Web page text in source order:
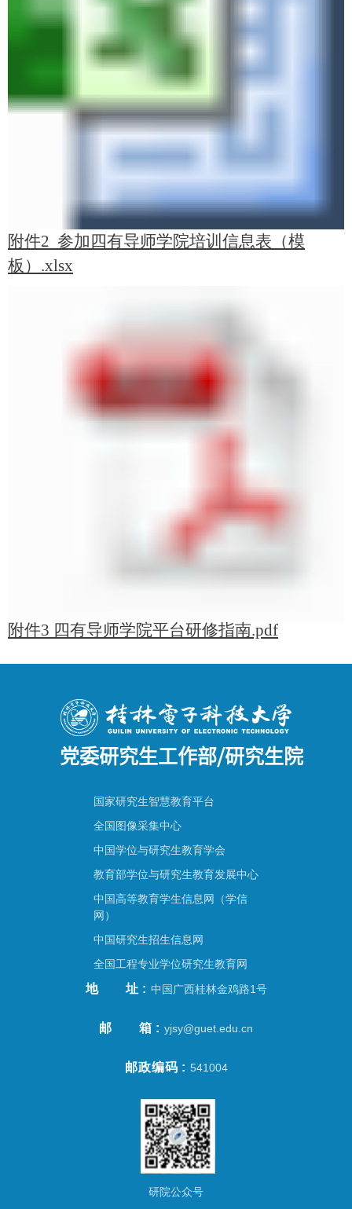
附件2 参加四有导师学院培训信息表（模
板）.xlsx
附件3 四有导师学院平台研修指南.pdf
党委研究生工作部/研究生院
国家研究生智慧教育平台
全国图像采集中心
中国学位与研究生教育学会
教育部学位与研究生教育发展中心
中国高等教育学生信息网（学信
网）
中国研究生招生信息网
全国工程专业学位研究生教育网
地址 中国广西桂林金鸡路1号
邮箱 yjsy@guet.edu.cn
邮政编码 541004
研院公众号